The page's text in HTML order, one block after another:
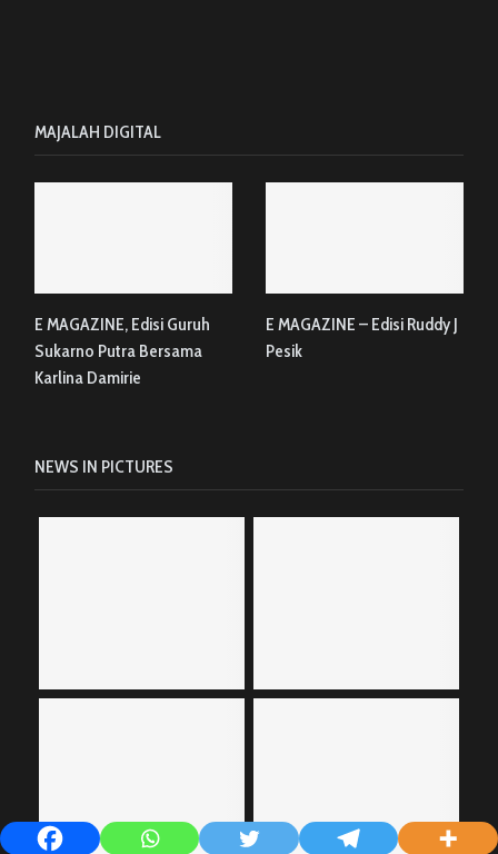
MAJALAH DIGITAL
E MAGAZINE, Edisi Guruh
Sukarno Putra Bersama
Karlina Damirie
E MAGAZINE – Edisi Ruddy J
Pesik
NEWS IN PICTURES